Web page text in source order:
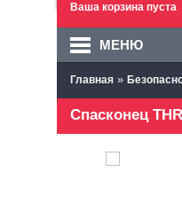
Ваша корзина пуста
МЕНЮ
Главная »
Спасконец